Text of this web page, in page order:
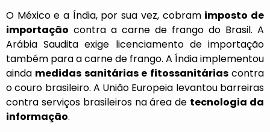
O México e a Índia, por sua vez, cobram imposto de
importação contra a carne de frango do Brasil. A
Arábia Saudita exige licenciamento de importação
também para a carne de frango. A Índia implementou
ainda medidas sanitárias e fitossanitáriascontra
o couro brasileiro. A União Europeia levantou barreiras
contra serviços brasileiros na área de tecnologia da
informação.